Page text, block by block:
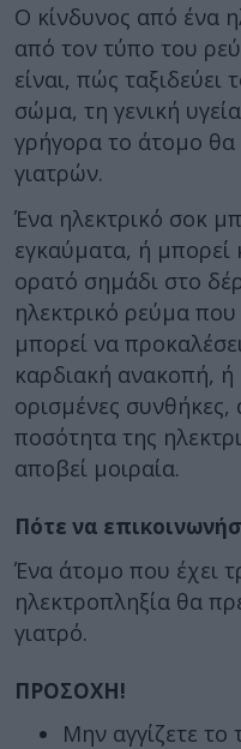
Ο κίνδυνος από ένα
από τον τύπο του
είναι, πώς
σώμα, τη γενική
γρήγορα το άτομο θα
γιατρών.
Ένα ηλεκτρικό σοκ
εγκαύματα, ή μπορεί
ορατό σημάδι στο
ηλεκτρικό ρεύμα
μπορεί να
καρδιακή ανακοπή,
ορισμένες συνθήκες,
ποσότητα της
αποβεί μοιραία.
Πότε να
Ένα άτομο που έχει
ηλεκτροπληξία θα
γιατρό.
ΠΡΟΣΟΧΗ!
Μην αγγίζετε